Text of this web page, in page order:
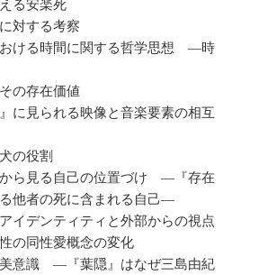
る安楽死
対する考察
ける時間に関する哲学思想 ―時
の存在価値
に見られる映像と音楽要素の相互
の役割
ら見る自己の位置づけ ―『存在
他者の死に含まれる自己―
イデンティティと外部からの視点
の同性愛概念の変化
意識 ―『葉隠』はなぜ三島由紀